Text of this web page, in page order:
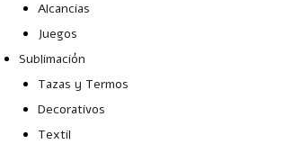
Alcancias
Juegos
Sublimación
Tazas y Termos
Decorativos
Textil